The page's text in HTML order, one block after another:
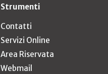
Strumenti
Contatti
Servizi Online
Area Riservata
Webmail